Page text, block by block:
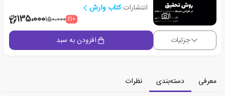
1
انتشارات:کتاب وارش
٪10150،000135،000
جزئیات افزودن به سبد
معرفی دسته‌بندی
نظرات